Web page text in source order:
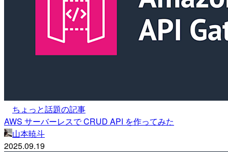
ちょっと話題の記事
AWS サーバーレスで CRUD API を作ってみた
山本暁斗
2025.09.19